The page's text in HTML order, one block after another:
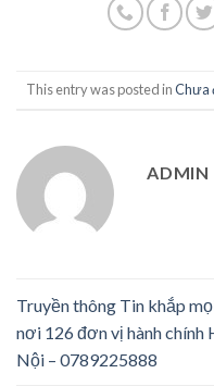
This entry was posted inChưa
ADMIN
Truyền thông Tin khắp
nơi 126 đơn vị hành chính
Nội – 0789225888